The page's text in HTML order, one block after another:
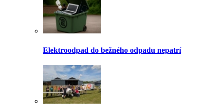
Elektroodpad do bežného odpadu nepatrí